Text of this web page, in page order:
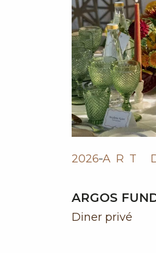
2026 ART
ARGOS
Diner privé